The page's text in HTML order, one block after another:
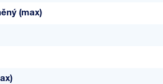
(max)